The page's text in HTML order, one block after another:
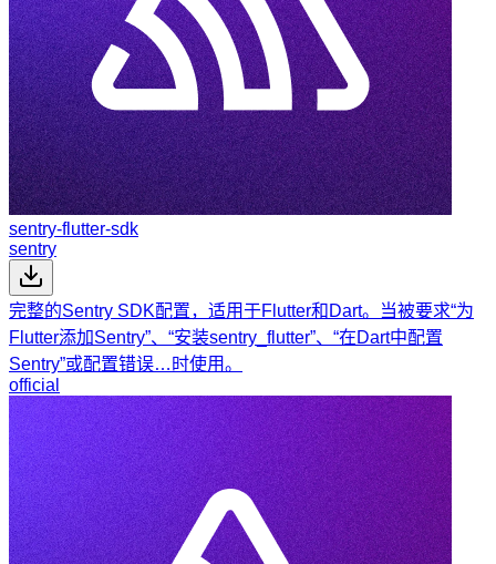
sentry-flutter-sdk
sentry
完整的Sentry SDK配置，适用于Flutter和Dart。当被要求“为
Flutter添加Sentry”、“安装sentry_flutter”、“在Dart中配置
Sentry”或配置错误…时使用。
official